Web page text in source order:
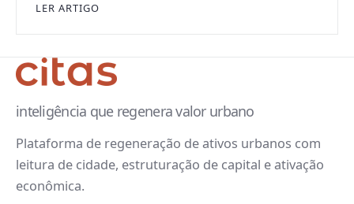
LER ARTIGO
inteligência que regenera valor urbano
Plataforma de regeneração de ativos urbanos com
leitura de cidade, estruturação de capital e ativação
econômica.